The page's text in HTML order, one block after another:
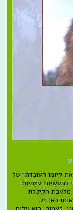
קיומו העובדתי של
למעשיות עממיות.
מלאכת הקיטלוג
כאן רק